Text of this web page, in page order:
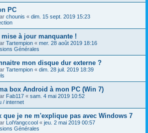
PC
chounis « dim. 15 sept. 2019 15:23
à jour manquante !
Tartempion « mer. 28 août 2019 18:16
Générales
mon disque dur externe ?
Tartempion « dim. 28 juil. 2019 18:39
box Android à mon PC (Win 7)
Fab117 « sam. 4 mai 2019 10:52
/ internet
que je ne m'explique pas avec Windows 7
LolYangccool « jeu. 2 mai 2019 00:57
Générales